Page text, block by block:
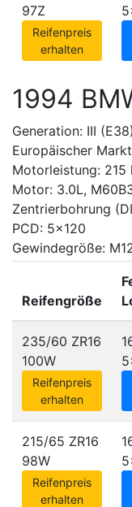
97Z
Reifenpreis
erhalten
1994
Generation: III
Europäischer
Motorleistung: 215
Motor: 3.0L,
Zentrierbohrung
PCD: 5x120
Gewindegröße:
Reifengröße
235/60 ZR16
100W
Reifenpreis
erhalten
215/65 ZR16
98W
Reifenpreis
erhalten